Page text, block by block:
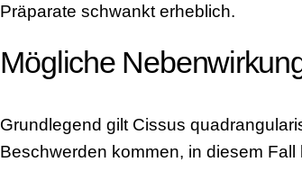
Präparate schwankt erheblich.
Mögliche
Grundlegend gilt Cissus
Beschwerden kommen, in diesem